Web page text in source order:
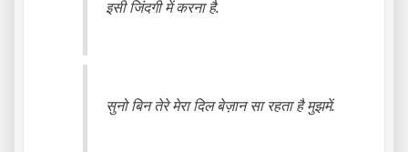
इसी जिंदगी में करना है.
सुनो बिन तेरे मेरा दिल बेज़ान सा रहता है मुझमें.